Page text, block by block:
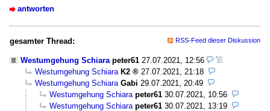
antworten
gesamter Thread: RSS-Feed dieser Diskussion
Westumgehung Schiara peter61 27.07.2021, 12:56
Westumgehung Schiara K2
27.07.2021, 21:18
Westumgehung Schiara Gabi 29.07.2021, 20:49
Westumgehung Schiara peter61 30.07.2021, 10:56
Westumgehung Schiara peter61 30.07.2021, 13:19